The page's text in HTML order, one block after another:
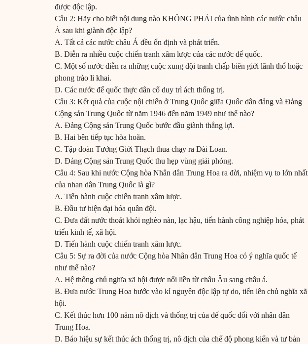
được độc lập.
Câu 2: Hãy cho biết nội dung nào KHÔNG PHẢI của tình hình các nước châu
Á sau khi giành độc lập?
A. Tất cả các nước châu Á đều ổn định và phát triển.
B. Diễn ra nhiều cuộc chiến tranh xâm lược của các nước đế quốc.
C. Một số nước diễn ra những cuộc xung đội tranh chấp biên giới lãnh thổ hoặc
phong trào li khai.
D. Các nước đế quốc thực dân cố duy trì ách thống trị.
Câu 3: Kết quả của cuộc nội chiến ở Trung Quốc giữa Quốc dân đảng và Đảng
Cộng sản Trung Quốc từ năm 1946 đến năm 1949 như thế nào?
A. Đảng Cộng sản Trung Quốc bước đầu giành thắng lợi.
B. Hai bên tiếp tục hòa hoãn.
C. Tập đoàn Tưởng Giới Thạch thua chạy ra Đài Loan.
D. Đảng Cộng sản Trung Quốc thu hẹp vùng giải phóng.
Câu 4: Sau khi nước Cộng hòa Nhân dân Trung Hoa ra đời, nhiệm vụ to lớn nhất
của nhan dân Trung Quốc là gì?
A. Tiến hành cuộc chiến tranh xâm lược.
B. Đầu tư hiện đại hóa quân đội.
C. Đưa đất nước thoát khỏi nghèo nàn, lạc hậu, tiến hành công nghiệp hóa, phát
triển kinh tế, xã hội.
D. Tiến hành cuộc chiến tranh xâm lược.
Câu 5: Sự ra đời của nước Cộng hòa Nhân dân Trung Hoa có ý nghĩa quốc tế
như thế nào?
A. Hệ thống chủ nghĩa xã hội được nối liền từ châu Âu sang châu á.
B. Đưa nước Trung Hoa bước vào kỉ nguyên độc lập tự do, tiến lên chủ nghĩa xã
hội.
C. Kết thúc hơn 100 năm nô dịch và thống trị của đế quốc đối với nhân dân
Trung Hoa.
D. Báo hiệu sự kết thúc ách thống trị, nô dịch của chế độ phong kiến và tư bản